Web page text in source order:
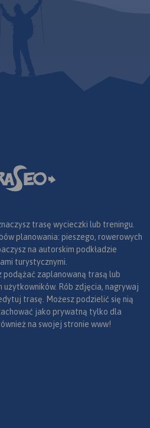
trasę wycieczki lub treningu.
planowania: pieszego, rowerowych
na autorskim podkładzie
turystycznymi.
podążać zaplanowaną trasą lub
użytkowników. Rób zdjęcia, nagrywaj
trasę. Możesz podzielić się nią
jako prywatną tylko dla
na swojej stronie www!